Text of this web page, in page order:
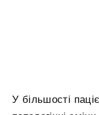
У більшості